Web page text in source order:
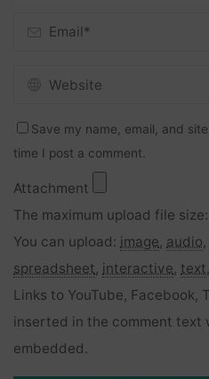
Save my name, email, and
time I post a comment.
Attachment
The maximum upload file
You can upload: image, audio,
spreadsheet, interactive, text,
Links to YouTube,
inserted in the comment text
embedded.